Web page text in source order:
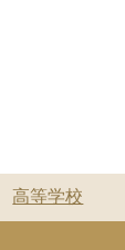
高等学校